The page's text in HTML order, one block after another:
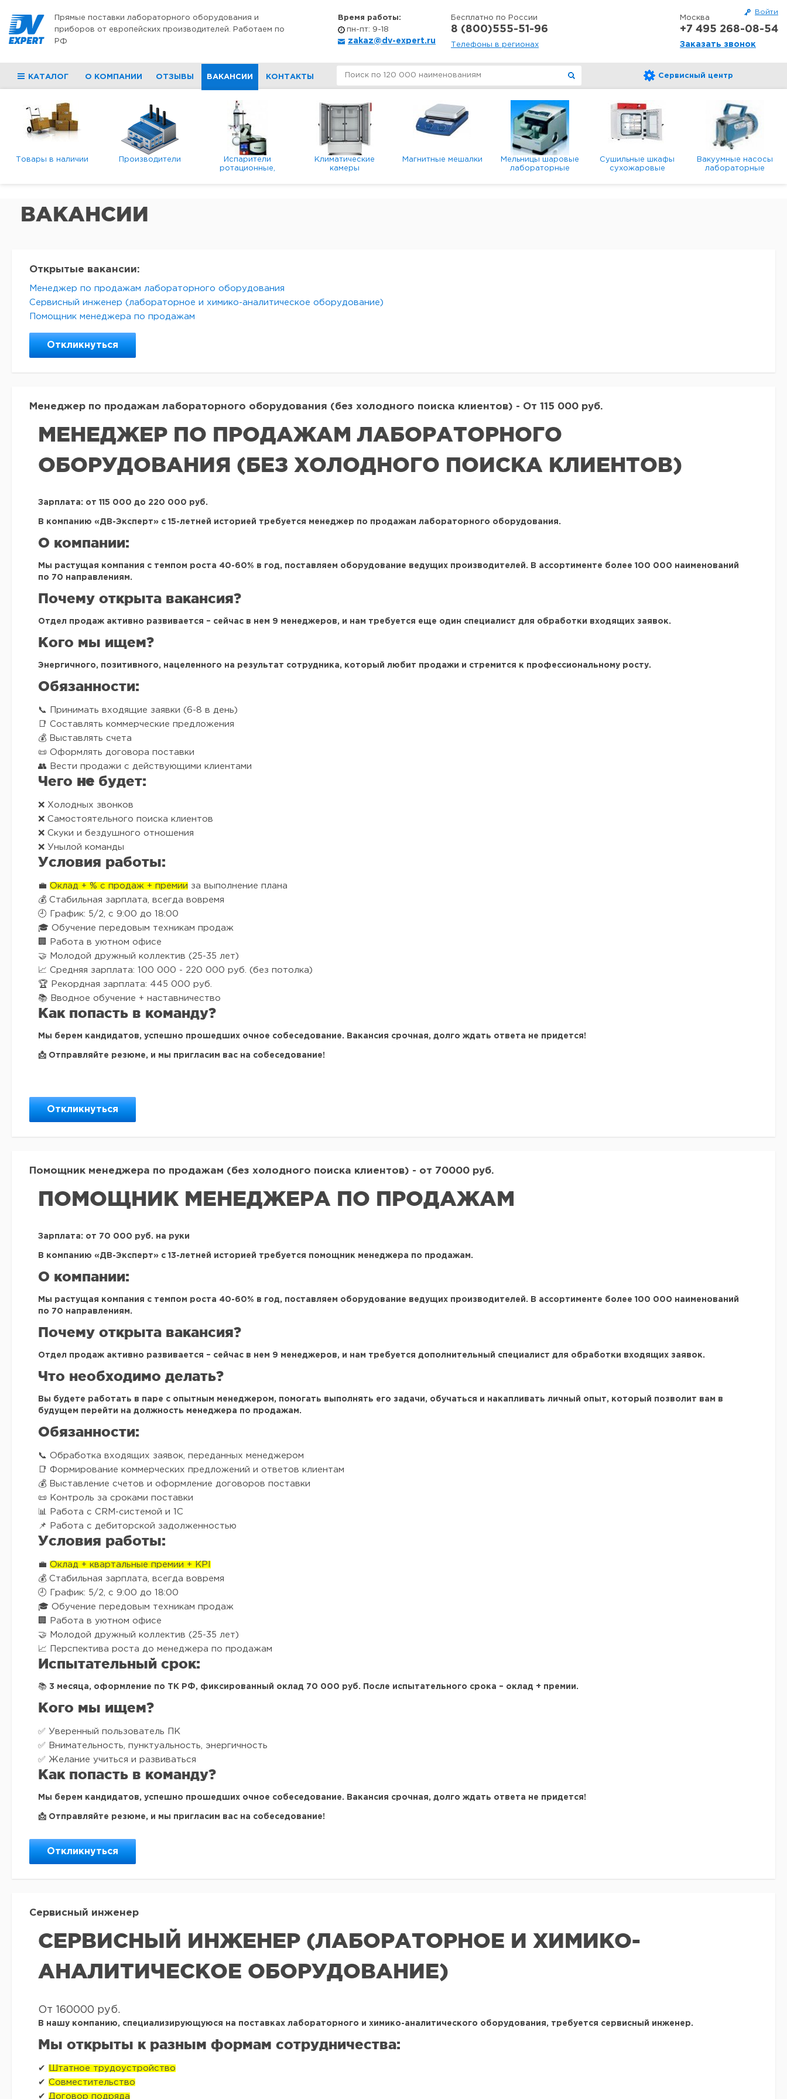
Войти
Прямые поставки лабораторного оборудования и
приборов от европейских производителей. Работаем по
РФ
Время работы:
пн-пт: 9-18
zakaz@dv-expert.ru
Бесплатно по России
8 (800)555-51-96
Телефоны в регионах
Москва
+7 495 268-08-54
Заказать звонок
КАТАЛОГ О КОМПАНИИ ОТЗЫВЫ ВАКАНСИИ КОНТАКТЫ Сервисный центр
Товары в наличии Производители
Испарители
ротационные,
Климатические
камеры
Магнитные мешалки
Мельницы шаровые
лабораторные
Сушильные шкафы
сухожаровые
Вакуумные насосы
лабораторные
ВАКАНСИИ
Открытые вакансии:
Менеджер по продажам лабораторного оборудования
Сервисный инженер (лабораторное и химико-аналитическое оборудование)
Помощник менеджера по продажам
Откликнуться
Менеджер по продажам лабораторного оборудования (без холодного поиска клиентов) - От 115 000 руб.
МЕНЕДЖЕР ПО ПРОДАЖАМ ЛАБОРАТОРНОГО
ОБОРУДОВАНИЯ (БЕЗ ХОЛОДНОГО ПОИСКА КЛИЕНТОВ)
Зарплата: от 115 000 до 220 000 руб.
В компанию «ДВ-Эксперт» с 15-летней историей требуется менеджер по продажам лабораторного оборудования.
О компании:
Мы растущая компания с темпом роста 40-60% в год, поставляем оборудование ведущих производителей. В ассортименте более 100 000 наименований
по 70 направлениям.
Почему открыта вакансия?
Отдел продаж активно развивается – сейчас в нем 9 менеджеров, и нам требуется еще один специалист для обработки входящих заявок.
Кого мы ищем?
Энергичного, позитивного, нацеленного на результат сотрудника, который любит продажи и стремится к профессиональному росту.
Обязанности:
📞 Принимать входящие заявки (6-8 в день)
📑 Составлять коммерческие предложения
💰 Выставлять счета
📜 Оформлять договора поставки
👥 Вести продажи с действующими клиентами
Чего не будет:
❌ Холодных звонков
❌ Самостоятельного поиска клиентов
❌ Скуки и бездушного отношения
❌ Унылой команды
Условия работы:
💼 Оклад + % с продаж + премии за выполнение плана
💰 Стабильная зарплата, всегда вовремя
🕘 График: 5/2, с 9:00 до 18:00
🎓 Обучение передовым техникам продаж
🏢 Работа в уютном офисе
🤝 Молодой дружный коллектив (25-35 лет)
📈 Средняя зарплата: 100 000 - 220 000 руб. (без потолка)
🏆 Рекордная зарплата: 445 000 руб.
📚 Вводное обучение + наставничество
Как попасть в команду?
Мы берем кандидатов, успешно прошедших очное собеседование. Вакансия срочная, долго ждать ответа не придется!
📩 Отправляйте резюме, и мы пригласим вас на собеседование!
Откликнуться
Помощник менеджера по продажам (без холодного поиска клиентов) - от 70000 руб.
ПОМОЩНИК МЕНЕДЖЕРА ПО ПРОДАЖАМ
Зарплата: от 70 000 руб. на руки
В компанию «ДВ-Эксперт» с 13-летней историей требуется помощник менеджера по продажам.
О компании:
Мы растущая компания с темпом роста 40-60% в год, поставляем оборудование ведущих производителей. В ассортименте более 100 000 наименований
по 70 направлениям.
Почему открыта вакансия?
Отдел продаж активно развивается – сейчас в нем 9 менеджеров, и нам требуется дополнительный специалист для обработки входящих заявок.
Что необходимо делать?
Вы будете работать в паре с опытным менеджером, помогать выполнять его задачи, обучаться и накапливать личный опыт, который позволит вам в
будущем перейти на должность менеджера по продажам.
Обязанности:
📞 Обработка входящих заявок, переданных менеджером
📑 Формирование коммерческих предложений и ответов клиентам
💰 Выставление счетов и оформление договоров поставки
📜 Контроль за сроками поставки
📊 Работа с CRM-системой и 1С
📌 Работа с дебиторской задолженностью
Условия работы:
💼 Оклад + квартальные премии + KPI
💰 Стабильная зарплата, всегда вовремя
🕘 График: 5/2, с 9:00 до 18:00
🎓 Обучение передовым техникам продаж
🏢 Работа в уютном офисе
🤝 Молодой дружный коллектив (25-35 лет)
📈 Перспектива роста до менеджера по продажам
Испытательный срок:
📚 3 месяца, оформление по ТК РФ, фиксированный оклад 70 000 руб. После испытательного срока – оклад + премии.
Кого мы ищем?
✅ Уверенный пользователь ПК
✅ Внимательность, пунктуальность, энергичность
✅ Желание учиться и развиваться
Как попасть в команду?
Мы берем кандидатов, успешно прошедших очное собеседование. Вакансия срочная, долго ждать ответа не придется!
📩 Отправляйте резюме, и мы пригласим вас на собеседование!
Откликнуться
Сервисный инженер
СЕРВИСНЫЙ ИНЖЕНЕР (ЛАБОРАТОРНОЕ И ХИМИКО-
АНАЛИТИЧЕСКОЕ ОБОРУДОВАНИЕ)
От 160000 руб.
В нашу компанию, специализирующуюся на поставках лабораторного и химико-аналитического оборудования, требуется сервисный инженер.
Мы открыты к разным формам сотрудничества:
✔
Штатное трудоустройство
✔ Совместительство
✔ Договор подряда